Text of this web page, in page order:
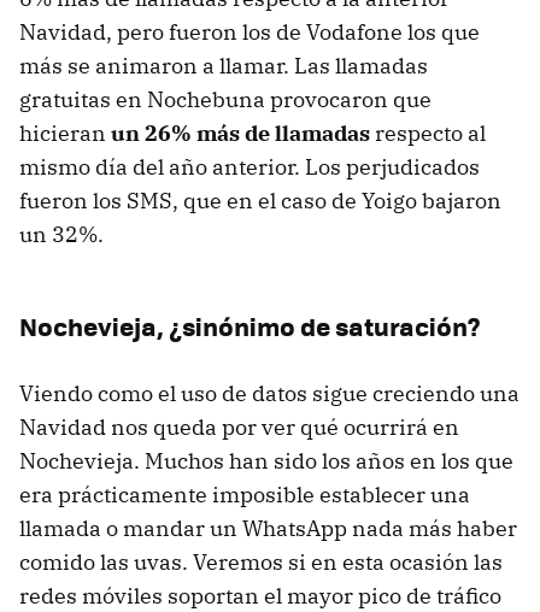
Navidad, pero fueron los de Vodafone los que
más se animaron a llamar. Las llamadas
gratuitas en Nochebuna provocaron que
hicieran un 26% más de llamadas respecto al
mismo día del año anterior. Los perjudicados
fueron los SMS, que en el caso de Yoigo bajaron
un 32%.
Nochevieja, ¿sinónimo de saturación?
Viendo como el uso de datos sigue creciendo una
Navidad nos queda por ver qué ocurrirá en
Nochevieja. Muchos han sido los años en los que
era prácticamente imposible establecer una
llamada o mandar un WhatsApp nada más haber
comido las uvas. Veremos si en esta ocasión las
redes móviles soportan el mayor pico de tráfico